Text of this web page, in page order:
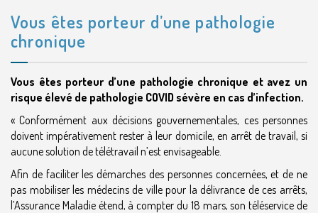
Vous êtes porteur d’une pathologie
chronique
Vous êtes porteur d’une pathologie chronique et avez un
risque élevé de pathologie COVID sévère en cas d’infection.
« Conformément aux décisions gouvernementales, ces personnes
doivent impérativement rester à leur domicile, en arrêt de travail, si
aucune solution de télétravail n’est envisageable.
Afin de faciliter les démarches des personnes concernées, et de ne
pas mobiliser les médecins de ville pour la délivrance de ces arrêts,
l’Assurance Maladie étend, à compter du 18 mars, son téléservice de